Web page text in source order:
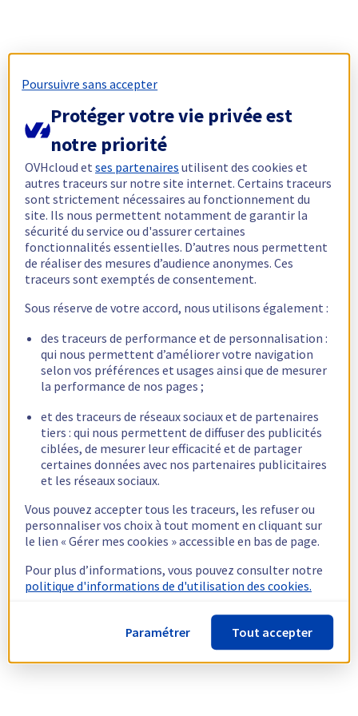
Poursuivre sans accepter
Protéger votre vie privée est
notre priorité
OVHcloud etses partenaires utilisent des cookies et
autres traceurs sur notre site internet. Certains traceurs
sont strictement nécessaires au fonctionnement du
site. Ils nous permettent notamment de garantir la
sécurité du service ou d'assurer certaines
fonctionnalités essentielles. D’autres nous permettent
de réaliser des mesures d’audience anonymes. Ces
traceurs sont exemptés de consentement.
Sous réserve de votre accord, nous utilisons également :
des traceurs de performance et de personnalisation :
qui nous permettent d’améliorer votre navigation
selon vos préférences et usages ainsi que de mesurer
la performance de nos pages ;
et des traceurs de réseaux sociaux et de partenaires
tiers : qui nous permettent de diffuser des publicités
ciblées, de mesurer leur efficacité et de partager
certaines données avec nos partenaires publicitaires
et les réseaux sociaux.
Vous pouvez accepter tous les traceurs, les refuser ou
personnaliser vos choix à tout moment en cliquant sur
le lien « Gérer mes cookies » accessible en bas de page.
Pour plus d’informations, vous pouvez consulter notre
politique d'informations de d'utilisation des cookies.
Paramétrer Tout accepter